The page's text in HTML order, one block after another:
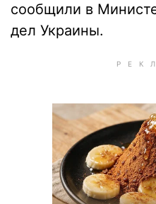
сообщили в
дел Украины.